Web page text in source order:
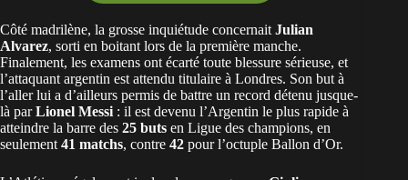
Côté madrilène, la grosse inquiétude concernait Julian
Alvarez, sorti en boitant lors de la première manche.
Finalement, les examens ont écarté toute blessure sérieuse, et
l’attaquant argentin est attendu titulaire à Londres. Son but à
l’aller lui a d’ailleurs permis de battre un record détenu jusque-
là parLionel Messi : il est devenu l’Argentin le plus rapide à
atteindre la barre des 25 buts en Ligue des champions, en
seulement 41 matchs, contre 42 pour l’octuple Ballon d’Or.